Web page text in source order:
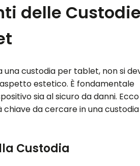
delle
una custodia per tablet, non si
estetico. È fondamentale
sia al sicuro da danni. Ecco
chiave da cercare in una custodia
Custodia